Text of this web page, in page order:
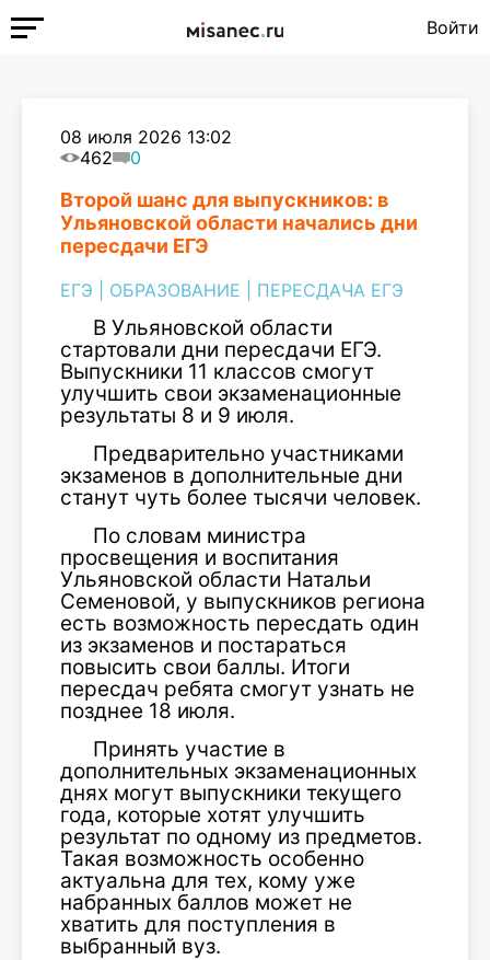
Войти
08 июля 2026 13:02
462
0
Второй шанс для выпускников: в
Ульяновской области начались дни
пересдачи ЕГЭ
ЕГЭ ОБРАЗОВАНИЕ ПЕРЕСДАЧА ЕГЭ
В Ульяновской области
стартовали дни пересдачи ЕГЭ.
Выпускники 11 классов смогут
улучшить свои экзаменационные
результаты 8 и 9 июля.
Предварительно участниками
экзаменов в дополнительные дни
станут чуть более тысячи человек.
По словам министра
просвещения и воспитания
Ульяновской области Натальи
Семеновой, у выпускников региона
есть возможность пересдать один
из экзаменов и постараться
повысить свои баллы. Итоги
пересдач ребята смогут узнать не
позднее 18 июля.
Принять участие в
дополнительных экзаменационных
днях могут выпускники текущего
года, которые хотят улучшить
результат по одному из предметов.
Такая возможность особенно
актуальна для тех, кому уже
набранных баллов может не
хватить для поступления в
выбранный вуз.